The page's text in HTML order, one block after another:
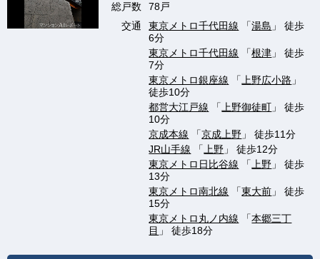
総戸数
78戸
交通
東京メトロ千代田線 「湯島 」 徒歩
6分
東京メトロ千代田線 「根津 」 徒歩
7分
東京メトロ銀座線 「 上野広小路 」
徒歩10分
都営大江戸線 「 上野御徒町 」 徒歩
10分
京成本線 「京成上野 」 徒歩11分
JR山手線 「 上野 」 徒歩12分
東京メトロ日比谷線 「 上野 」 徒歩
13分
東京メトロ南北線 「東大前 」 徒歩
15分
東京メトロ丸ノ内線 「本郷三丁
目 」 徒歩18分